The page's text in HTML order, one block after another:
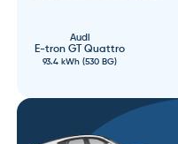
Audi
E-tron GT Quattro
93.4 kWh (530 BG)